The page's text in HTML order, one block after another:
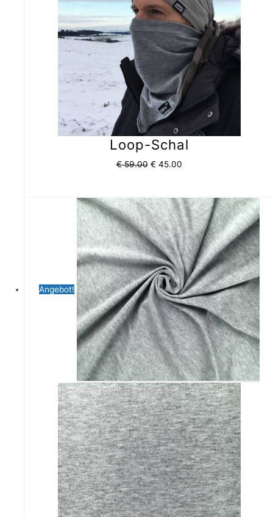
Loop-Schal
€59.00 € 45.00
Angebot!
Ursprünglicher
Preis
war:
€ 89.90
Aktueller
Preis
ist:
€ 79.90.